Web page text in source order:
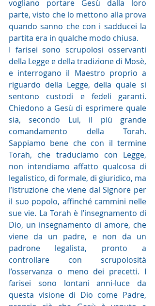
vogliano portare Gesù dalla loro
parte, visto che lo mettono alla prova
quando sanno che con i sadducei la
partita era in qualche modo chiusa.
I farisei sono scrupolosi osservanti
della Legge e della tradizione di Mosè,
e interrogano il Maestro proprio a
riguardo della Legge, della quale si
sentono custodi e fedeli garanti.
Chiedono a Gesù di esprimere quale
sia, secondo Lui, il più grande
comandamento della Torah.
Sappiamo bene che con il termine
Torah, che traduciamo con Legge,
non intendiamo affatto qualcosa di
legalistico, di formale, di giuridico, ma
l’istruzione che viene dal Signore per
il suo popolo, affinché cammini nelle
sue vie. La Torah è l’insegnamento di
Dio, un insegnamento di amore, che
viene da un padre, e non da un
padrone legalista, pronto a
controllare con scrupolosità
l’osservanza o meno dei precetti. I
farisei sono lontani anni-luce da
questa visione di Dio come Padre,